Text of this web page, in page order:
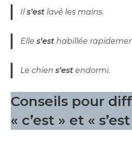
Ils’est lavé les mains.
Elles’est habillée
Le chiens’est endormi.
Conseils pour
« c’est » et «